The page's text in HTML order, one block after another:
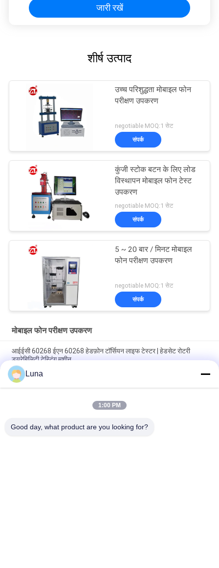
जारी रखें
शीर्ष उत्पाद
उच्च परिशुद्धता मोबाइल फोन
परीक्षण उपकरण
negotiable MOQ:1 सेट
संपर्क
कुंजी स्टोक बटन के लिए लोड
विस्थापन मोबाइल फोन टेस्ट
उपकरण
negotiable MOQ:1 सेट
संपर्क
5 ~ 20 बार / मिनट मोबाइल
फोन परीक्षण उपकरण
negotiable MOQ:1 सेट
संपर्क
मोबाइल फोन परीक्षण उपकरण
आईईसी 60268 ईएन 60268 हेडफ़ोन टॉर्सियन लाइफ टेस्टर | हेडसेट रोटरी
ड्यूरेबिलिटी टेस्टिंग मशीन
यूएसबी-आईएफ ईआईए-364-13 आईईसी 60512 मोबाइल फोन यूएसबी चार्जर
सर्विस लाइफ कनेक्टर सॉकेट प्लग इंसर्शन फोर्स टेस्टर
आईईसी 60068 आईईसी 60268 एएसटीएम F2101 हेडफोन विस्तार जीवन
Luna
1:00 PM
Good day, what product are you looking for?